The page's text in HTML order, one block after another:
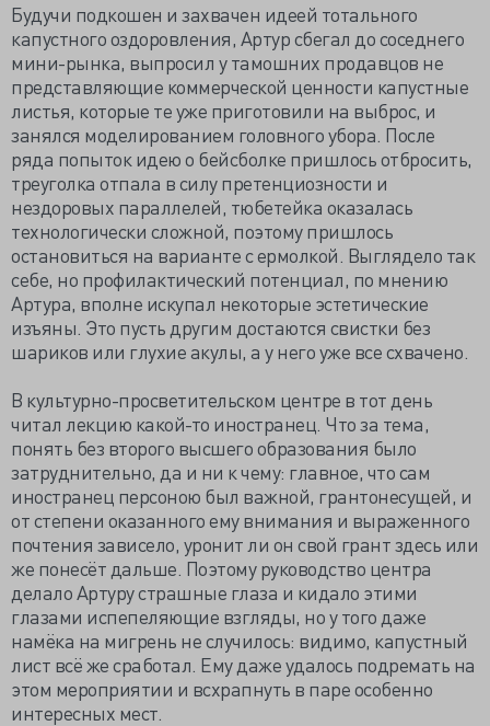
Будучи подкошен и захвачен идеей тотального
капустного оздоровления, Артур сбегал до соседнего
мини-рынка, выпросил у тамошних продавцов не
представляющие коммерческой ценности капустные
листья, которые те уже приготовили на выброс, и
занялся моделированием головного убора. После
ряда попыток идею о бейсболке пришлось отбросить,
треуголка отпала в силу претенциозности и
нездоровых параллелей, тюбетейка оказалась
технологически сложной, поэтому пришлось
остановиться на варианте с ермолкой. Выглядело так
себе, но профилактический потенциал, по мнению
Артура, вполне искупал некоторые эстетические
изъяны. Это пусть другим достаются свистки без
шариков или глухие акулы, а у него уже все схвачено.
В культурно-просветительском центре в тот день
читал лекцию какой-то иностранец. Что за тема,
понять без второго высшего образования было
затруднительно, да и ни к чему: главное, что сам
иностранец персоною был важной, грантонесущей, и
от степени оказанного ему внимания и выраженного
почтения зависело, уронит ли он свой грант здесь или
же понесёт дальше. Поэтому руководство центра
делало Артуру страшные глаза и кидало этими
глазами испепеляющие взгляды, но у того даже
намёка на мигрень не случилось: видимо, капустный
лист всё же сработал. Ему даже удалось подремать на
этом мероприятии и всхрапнуть в паре особенно
интересных мест.